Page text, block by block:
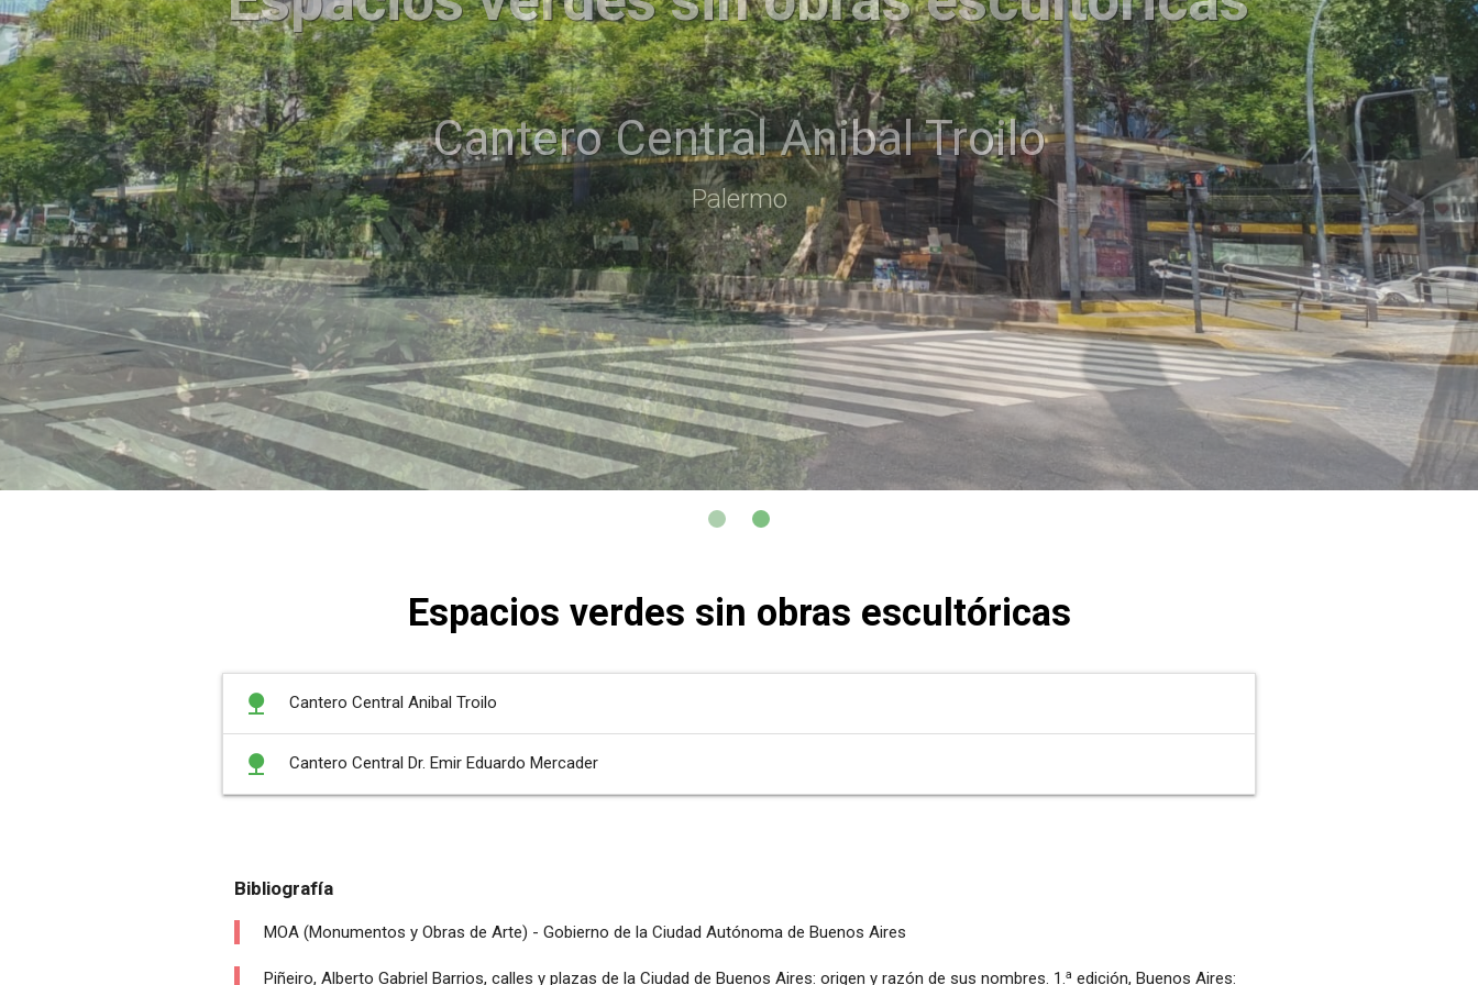
Espacios verdes sin obras escultóricas
Cantero Central Dr. Emir Eduardo Mercader
Palermo
Espacios verdes sin obras escultóricas
nature Cantero Central Anibal Troilo
nature Cantero Central Dr. Emir Eduardo Mercader
Bibliografía
MOA (Monumentos y Obras de Arte) - Gobierno de la Ciudad Autónoma de Buenos Aires
Piñeiro, Alberto Gabriel Barrios, calles y plazas de la Ciudad de Buenos Aires: origen y razón de sus nombres. 1.a edición, Buenos Aires: